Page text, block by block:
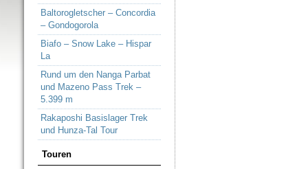
Baltorogletscher – Concordia
– Gondogorola
Biafo – Snow Lake – Hispar
La
Rund um den Nanga Parbat
und Mazeno Pass Trek –
5.399 m
Rakaposhi Basislager Trek
und Hunza-Tal Tour
Touren